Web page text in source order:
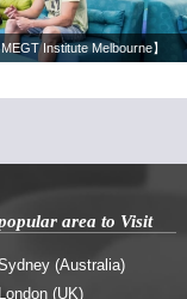
Institute Melbourne】
area to Visit
(Australia)
London (UK)